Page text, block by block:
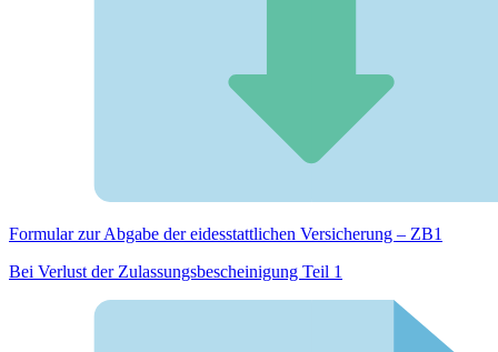
Formular zur Abgabe der eides­stattlichen Versicherung – ZB1
Bei Verlust der Zulassungsbescheinigung Teil 1